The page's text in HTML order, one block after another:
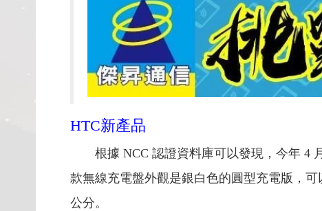
HTC新產品
根據 NCC 認證資料庫可以發現，今年 4
款無線充電盤外觀是銀白色的圓型充電版，
公分。